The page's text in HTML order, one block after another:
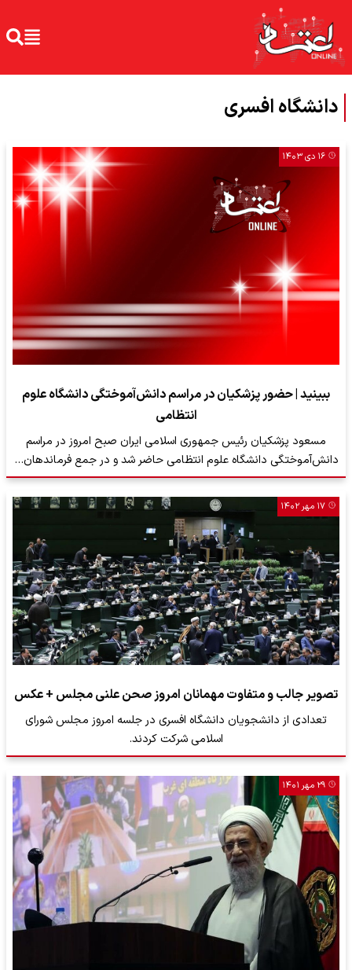
دانشگاه افسری
۱۶ دی ۱۴۰۳
ببینید | حضور پزشکیان در مراسم دانش‌آموختگی دانشگاه علوم
انتظامی
مسعود پزشکیان رئیس جمهوری اسلامی ایران صبح امروز در مراسم
دانش‌آموختگی دانشگاه علوم انتظامی حاضر شد و در جمع فرماندهان…
۱۷ مهر ۱۴۰۲
تصویر جالب و متفاوت مهمانان امروز صحن علنی مجلس + عکس
تعدادی از دانشجویان دانشگاه افسری در جلسه امروز مجلس شورای
اسلامی شرکت کردند.
۲۹ مهر ۱۴۰۱